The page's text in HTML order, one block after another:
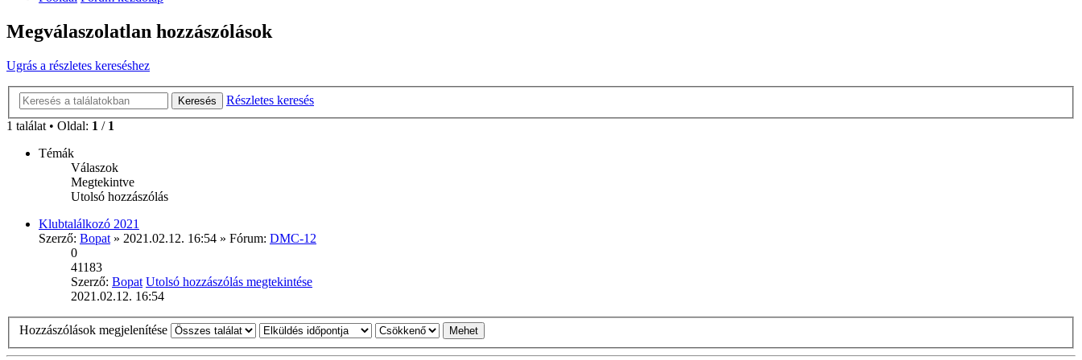
Megválaszolatlan hozzászólások
Ugrás a részletes kereséshez
Keresés
Részletes keresés
1 találat • Oldal: 1 / 1
Témák
Válaszok
Megtekintve
Utolsó hozzászólás
Klubtalálkozó 2021
Szerző: Bopat » 2021.02.12. 16:54 » Fórum: DMC-12
0
41183
Szerző: Bopat Utolsó hozzászólás megtekintése
2021.02.12. 16:54
Hozzászólások megjelenítése